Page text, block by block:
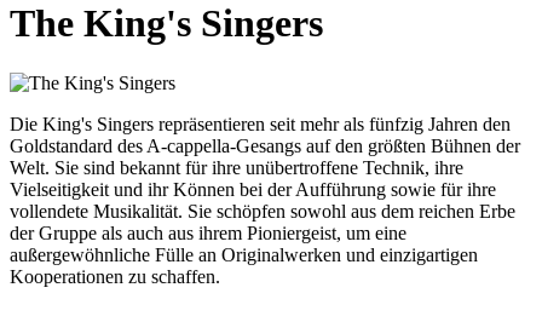
The King's Singers
Die King's Singers repräsentieren seit mehr als fünfzig Jahren den
Goldstandard des A-cappella-Gesangs auf den größten Bühnen der
Welt. Sie sind bekannt für ihre unübertroffene Technik, ihre
Vielseitigkeit und ihr Können bei der Aufführung sowie für ihre
vollendete Musikalität. Sie schöpfen sowohl aus dem reichen Erbe
der Gruppe als auch aus ihrem Pioniergeist, um eine
außergewöhnliche Fülle an Originalwerken und einzigartigen
Kooperationen zu schaffen.